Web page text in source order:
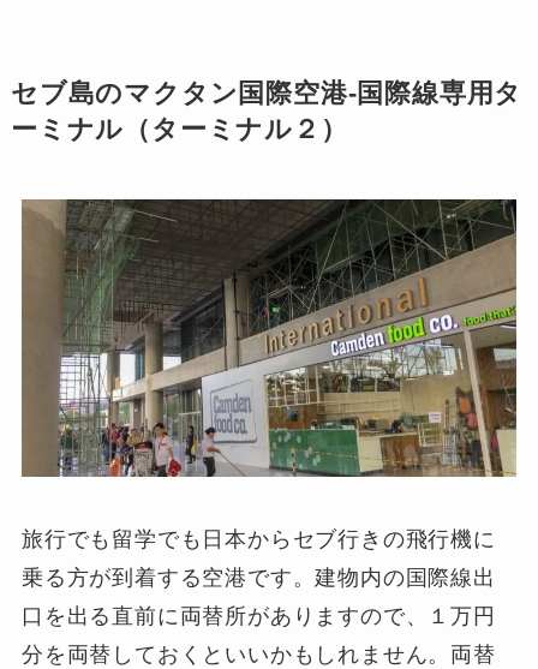
セブ島のマクタン国際空港-国際線専用タ
ーミナル（ターミナル２）
旅行でも留学でも日本からセブ行きの飛行機に
乗る方が到着する空港です。建物内の国際線出
口を出る直前に両替所がありますので、１万円
分を両替しておくといいかもしれません。両替